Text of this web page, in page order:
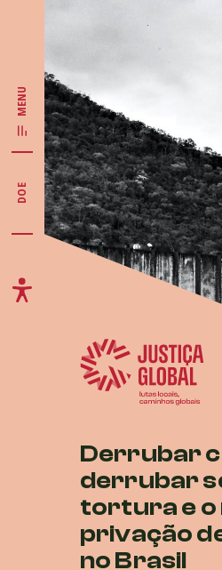
MENU
DOE
Derrubar
derrubar
tortura e o
privação
no Brasil